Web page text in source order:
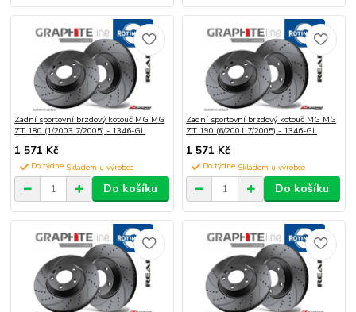
Zadní sportovní brzdový kotouč MG MG
ZT 180 (1/2003 7/2005) - 1346-GL
1 571 Kč
Do týdne
Do košíku
Zadní sportovní brzdový kotouč MG MG
ZT 190 (6/2001 7/2005) - 1346-GL
1 571 Kč
Do týdne
Do košíku